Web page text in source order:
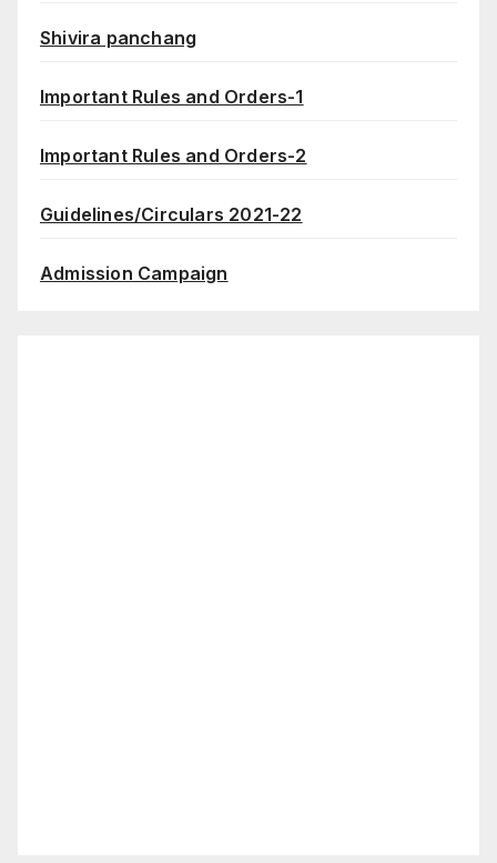
Shivira panchang
Important Rules and Orders-1
Important Rules and Orders-2
Guidelines/Circulars 2021-22
Admission Campaign